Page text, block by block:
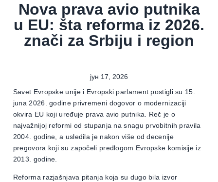
Nova prava avio putnika
u EU: šta reforma iz 2026.
znači za Srbiju i region
јун 17, 2026
Savet Evropske unije i Evropski parlament postigli su 15.
juna 2026. godine privremeni dogovor o modernizaciji
okvira EU koji uređuje prava avio putnika. Reč je o
najvažnijoj reformi od stupanja na snagu prvobitnih pravila
2004. godine, a usledila je nakon više od decenije
pregovora koji su započeli predlogom Evropske komisije iz
2013. godine.
Reforma razjašnjava pitanja koja su dugo bila izvor